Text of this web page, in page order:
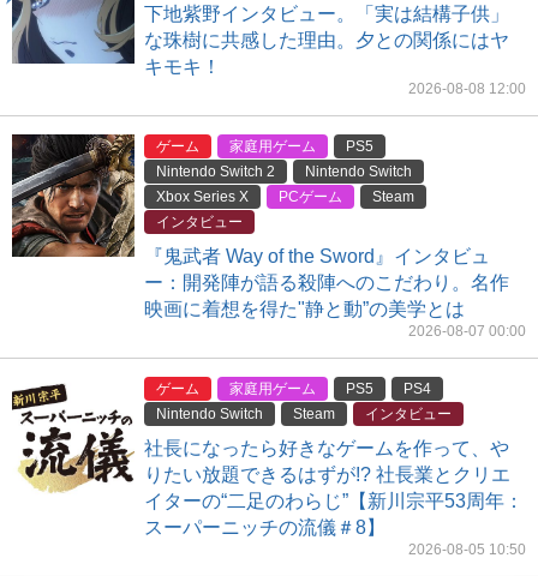
下地紫野インタビュー。「実は結構子供」
な珠樹に共感した理由。夕との関係にはヤ
キモキ！
2026-08-08 12:00
ゲーム 家庭用ゲーム
PS5
Nintendo Switch 2
Nintendo Switch
Xbox Series X
PCゲーム
Steam
インタビュー
『鬼武者 Way of the Sword』インタビュ
ー：開発陣が語る殺陣へのこだわり。名作
映画に着想を得た"静と動”の美学とは
2026-08-07 00:00
ゲーム 家庭用ゲーム PS5
PS4
Nintendo Switch
Steam インタビュー
社長になったら好きなゲームを作って、や
りたい放題できるはずが!? 社長業とクリエ
イターの“二足のわらじ”【新川宗平53周年：
スーパーニッチの流儀＃8】
2026-08-05 10:50